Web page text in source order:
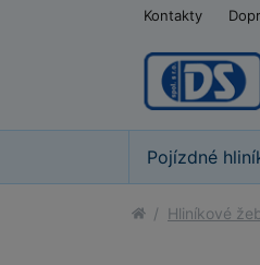
Kontakty
Pojízdné
Hliníkové